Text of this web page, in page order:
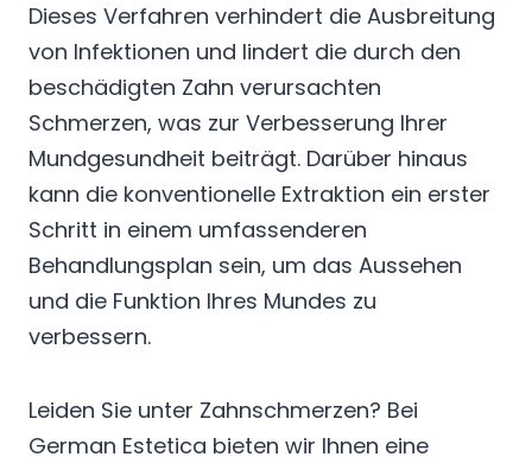
Dieses Verfahren verhindert die Ausbreitung
von Infektionen und lindert die durch den
beschädigten Zahn verursachten
Schmerzen, was zur Verbesserung Ihrer
Mundgesundheit beiträgt. Darüber hinaus
kann die konventionelle Extraktion ein erster
Schritt in einem umfassenderen
Behandlungsplan sein, um das Aussehen
und die Funktion Ihres Mundes zu
verbessern.
Leiden Sie unter Zahnschmerzen? Bei
German Estetica bieten wir Ihnen eine